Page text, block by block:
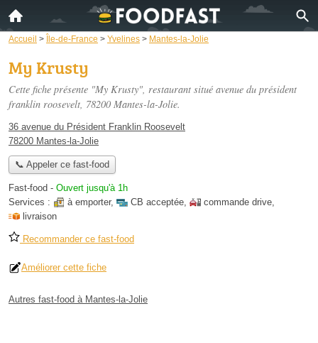
Accueil > Île-de-France > Yvelines > Mantes-la-Jolie
My Krusty
Cette fiche présente "My Krusty", restaurant situé avenue du président
franklin roosevelt, 78200 Mantes-la-Jolie.
36 avenue du Président Franklin Roosevelt
78200 Mantes-la-Jolie
📞 Appeler ce fast-food
Fast-food - Ouvert jusqu'à 1h
Services :
à emporter, CB acceptée, commande drive,
livraison
Recommander ce fast-food
Améliorer cette fiche
Autres fast-food à Mantes-la-Jolie